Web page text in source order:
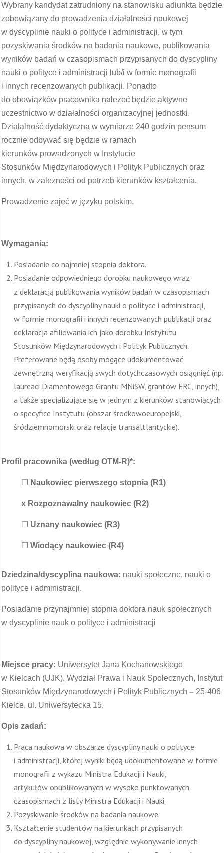
Wybrany kandydat zatrudniony na stanowisku adiunkta będzie
zobowiązany do prowadzenia działalności naukowej
w dyscyplinie nauki o polityce i administracji, w tym
pozyskiwania środków na badania naukowe, publikowania
wyników badań w czasopismach przypisanych do dyscypliny
nauki o polityce i administracji lub/i w formie monografii
i innych recenzowanych publikacji. Ponadto
do obowiązków pracownika należeć będzie aktywne
uczestnictwo w działalności organizacyjnej jednostki.
Działalność dydaktyczna w wymiarze 240 godzin pensum
rocznie odbywać się będzie w ramach
kierunków prowadzonych w Instytucie
Stosunków Międzynarodowych i Polityk Publicznych oraz
innych, w zależności od potrzeb kierunków kształcenia.
Prowadzenie zajęć w języku polskim.
Wymagania:
Posiadanie co najmniej stopnia doktora.
Posiadanie odpowiedniego dorobku naukowego wraz
z deklaracją publikowania wyników badań w czasopismach
przypisanych do dyscypliny nauki o polityce i administracji,
w formie monografii i innych recenzowanych publikacji oraz
deklaracja afiliowania ich jako dorobku Instytutu
Stosunków Międzynarodowych i Polityk Publicznych.
Preferowane będą osoby mogące udokumentować
zewnętrzną weryfikacją swych dotychczasowych osiągnięć (np.
laureaci Diamentowego Grantu MNiSW, grantów ERC, innych),
a także specjalizujące się w jednym z kierunków stanowiących
o specyfice Instytutu (obszar środkowoeuropejski,
śródziemnomorski oraz relacje transaltlantyckie).
Profil pracownika (według OTM-R)*:
☐ Naukowiec pierwszego stopnia (R1)
x Rozpoznawalny naukowiec (R2)
☐ Uznany naukowiec (R3)
☐ Wiodący naukowiec (R4)
Dziedzina/dyscyplina naukowa: nauki społeczne, nauki o
polityce i administracji.
Posiadanie przynajmniej stopnia doktora nauk społecznych
w dyscyplinie nauk o polityce i administracji
Miejsce pracy: Uniwersytet Jana Kochanowskiego
w Kielcach (UJK), Wydział Prawa i Nauk Społecznych, Instytut
Stosunków Międzynarodowych i Polityk Publicznych – 25-406
Kielce, ul. Uniwersytecka 15.
Opis zadań:
Praca naukowa w obszarze dyscypliny nauki o polityce
i administracji, której wyniki będą udokumentowane w formie
monografii z wykazu Ministra Edukacji i Nauki,
artykułów opublikowanych w wysoko punktowanych
czasopismach z listy Ministra Edukacji i Nauki.
Pozyskiwanie środków na badania naukowe.
Kształcenie studentów na kierunkach przypisanych
do dyscypliny naukowej, względnie wykonywanie innych